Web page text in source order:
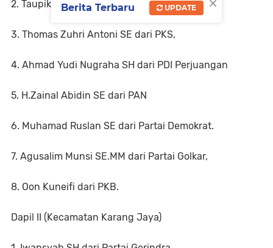
2. Taupik Haris dari Partai Nasdem.
3. Thomas Zuhri Antoni SE dari PKS,
4. Ahmad Yudi Nugraha SH dari PDI Perjuangan
5. H.Zainal Abidin SE dari PAN
6. Muhamad Ruslan SE dari Partai Demokrat.
7. Agusalim Munsi SE.MM dari Partai Golkar,
8. Oon Kuneifi dari PKB.
Dapil II (Kecamatan Karang Jaya)
Berita Terbaru UPDATE